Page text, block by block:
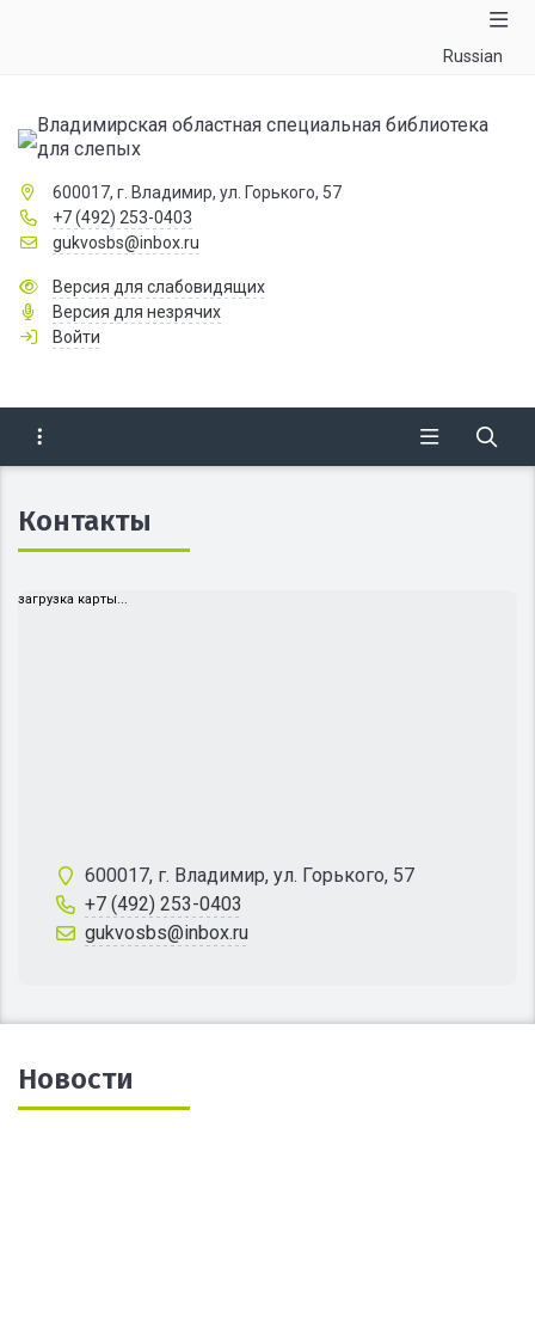
Russian
Владимирская областная специальная библиотека
для слепых
600017, г. Владимир, ул. Горького, 57
+7 (492) 253-0403
gukvosbs@inbox.ru
Версия для слабовидящих
Версия для незрячих
Войти
Контакты
загрузка карты...
600017, г. Владимир, ул. Горького, 57
+7 (492) 253-0403
gukvosbs@inbox.ru
Новости